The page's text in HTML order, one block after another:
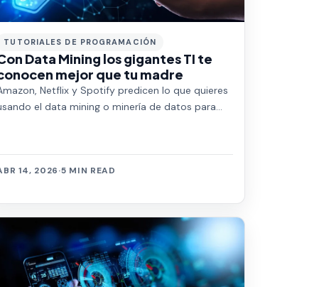
TUTORIALES DE PROGRAMACIÓN
Data Mining los gigantes TI te
mejor que tu madre
Netflix y Spotify predicen lo que quieres
el data mining o minería de datos para
14, 2026·5 MIN READ